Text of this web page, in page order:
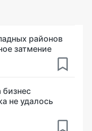
районов
затмение
бизнес
не удалось